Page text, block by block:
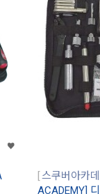
스쿠버아카데
ACADEMY]